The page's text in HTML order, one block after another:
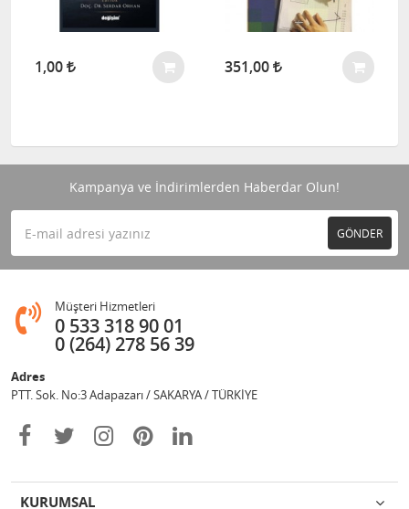
1,00 351,00
Kampanya ve İndirimlerden Haberdar Olun!
GÖNDER
Müşteri Hizmetleri
0 533 318 90 01
0 (264) 278 56 39
Adres
PTT. Sok. No:3 Adapazarı / SAKARYA / TÜRKİYE
KURUMSAL